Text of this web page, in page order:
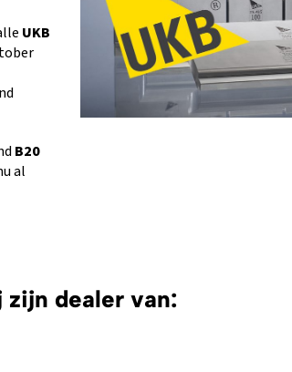
UKB
B20
al
zijn dealer van: